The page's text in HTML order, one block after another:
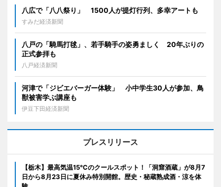
八広で「八八祭り」 1500人が提灯行列、多幸アートも
すみだ経済新聞
八戸の「騎馬打毬」、若手騎手の姿勇ましく 20年ぶりの
正式参拝も
八戸経済新聞
河津で「ジビエバーガー体験」 小中学生30人が参加、鳥
獣被害学ぶ講座も
伊豆下田経済新聞
プレスリリース
【栃木】最高気温15℃のクールスポット！「洞窟酒蔵」が8月7
日から8月23日に夏休み特別開館。歴史・秘蔵熟成酒・涼を体